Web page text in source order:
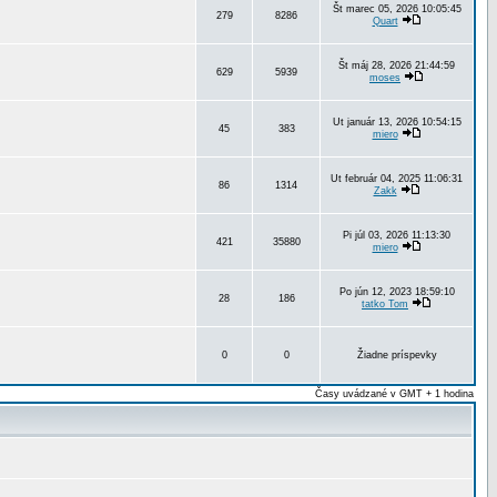
279 8286
Št marec 05, 2026 10:05:45
Quart
629 5939
Št máj 28, 2026 21:44:59
moses
45 383
Ut január 13, 2026 10:54:15
miero
86 1314
Ut február 04, 2025 11:06:31
Zakk
421 35880
Pi júl 03, 2026 11:13:30
miero
28 186
Po jún 12, 2023 18:59:10
tatko Tom
0 0 Žiadne príspevky
Časy uvádzané v GMT + 1 hodina